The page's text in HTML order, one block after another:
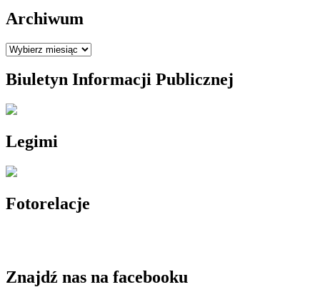
Archiwum
Archiwum
Biuletyn Informacji Publicznej
Legimi
Fotorelacje
Znajdź nas na facebooku